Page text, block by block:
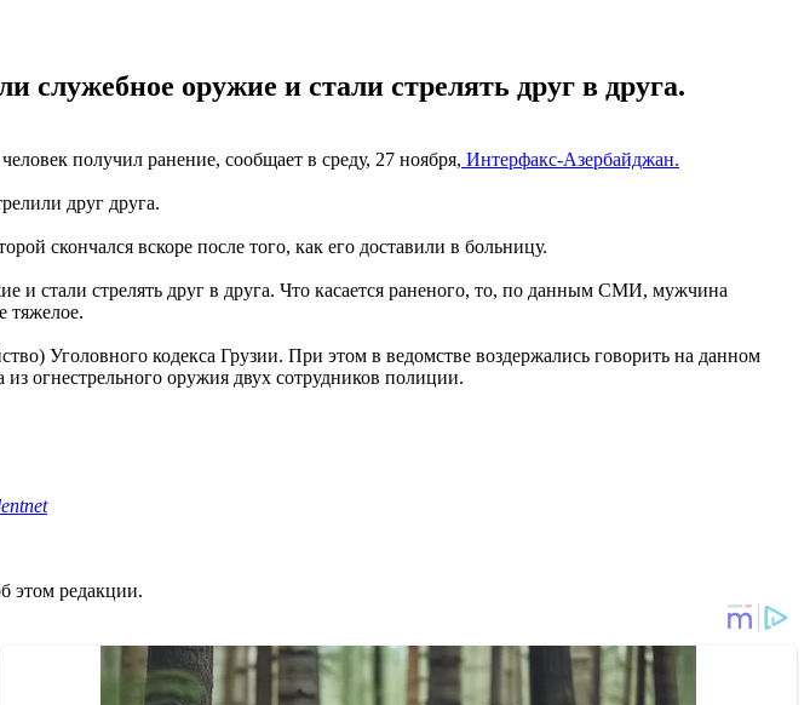
служебное оружие и стали стрелять друг в друга.
получил ранение, сообщает в среду, 27 ноября, Интерфакс-Азербайджан.
друг друга.
скончался вскоре после того, как его доставили в больницу.
и стали стрелять друг в друга. Что касается раненого, то, по данным СМИ, мужчина
тяжелое.
Уголовного кодекса Грузии. При этом в ведомстве воздержались говорить на данном
огнестрельного оружия двух сотрудников полиции.
этом редакции.